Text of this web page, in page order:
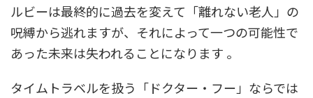
ルビーは最終的に過去を変えて「離れない老人」の
呪縛から逃れますが、それによって一つの可能性で
あった未来は失われることになります 。
タイムトラベルを扱う「ドクター・フー」ならでは